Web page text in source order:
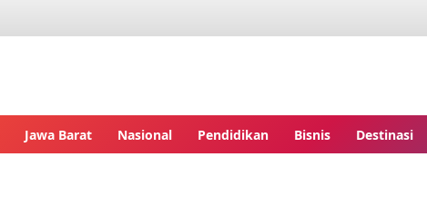
Jawa Barat Nasional Pendidikan Bisnis Destinasi